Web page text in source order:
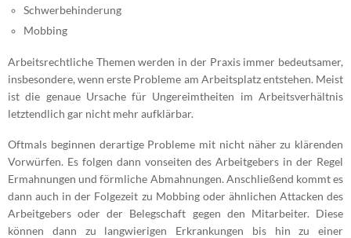
Schwerbehinderung
Mobbing
Arbeitsrechtliche Themen werden in der Praxis immer bedeutsamer,
insbesondere, wenn erste Probleme am Arbeitsplatz entstehen. Meist
ist die genaue Ursache für Ungereimtheiten im Arbeitsverhältnis
letztendlich gar nicht mehr aufklärbar.
Oftmals beginnen derartige Probleme mit nicht näher zu klärenden
Vorwürfen. Es folgen dann vonseiten des Arbeitgebers in der Regel
Ermahnungen und förmliche Abmahnungen. Anschließend kommt es
dann auch in der Folgezeit zu Mobbing oder ähnlichen Attacken des
Arbeitgebers oder der Belegschaft gegen den Mitarbeiter. Diese
können dann zu langwierigen Erkrankungen bis hin zu einer